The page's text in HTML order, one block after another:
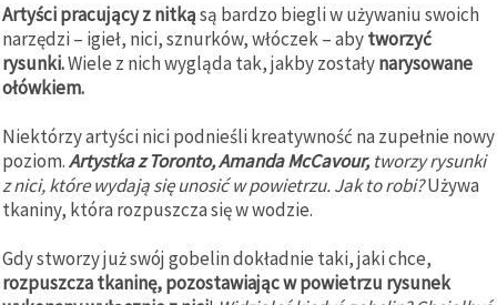
Artyści pracujący z nitkąsą bardzo biegli w używaniu swoich
narzędzi – igieł, nici, sznurków, włóczek – abytworzyć
rysunki.Wiele z nich wygląda tak, jakby zostałynarysowane
ołówkiem.
Niektórzy artyści nici podnieśli kreatywność na zupełnie nowy
poziom.Artystka z Toronto, Amanda McCavour,tworzy rysunki
z nici, które wydają się unosić w powietrzu. Jak to robi?Używa
tkaniny, która rozpuszcza się w wodzie.
Gdy stworzy już swój gobelin dokładnie taki, jaki chce,
rozpuszcza tkaninę, pozostawiając w powietrzu rysunek